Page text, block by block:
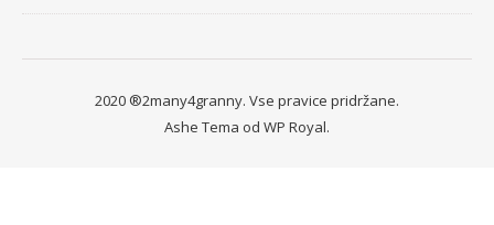
2020 ®2many4granny. Vse pravice pridržane.
Ashe Tema od WP Royal.